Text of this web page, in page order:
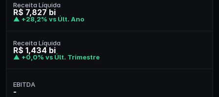
Receita Líquida
R$ 7,827 bi
▲ +28,2% vs Últ. Ano
Receita Líquida
R$ 1,434 bi
▲ +0,0% vs Últ. Trimestre
EBITDA
-